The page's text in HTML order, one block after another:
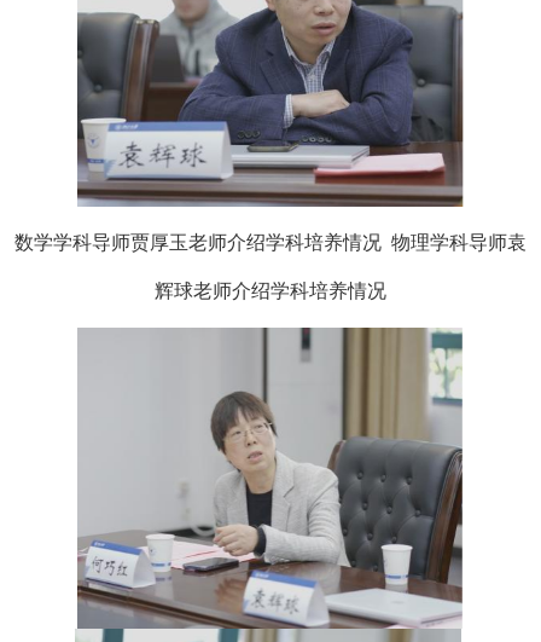
数学学科导师贾厚玉老师介绍学科培养情况 物理学科导师袁
辉球老师介绍学科培养情况